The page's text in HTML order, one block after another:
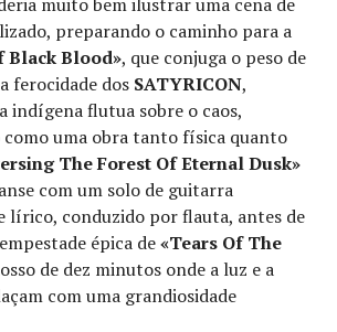
muito bem ilustrar uma cena de
preparando o caminho para a
Black Blood», que conjuga o peso de
ferocidade dos SATYRICON,
indígena flutua sobre o caos,
uma obra tanto física quanto
The Forest Of Eternal Dusk»
com um solo de guitarra
lírico, conduzido por flauta, antes de
épica de«Tears Of The
de dez minutos onde a luz e a
com uma grandiosidade